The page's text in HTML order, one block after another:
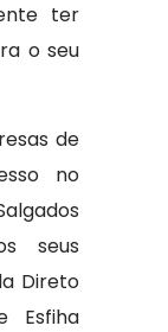
ter
o seu
de
no
seus
Direto
Esfiha